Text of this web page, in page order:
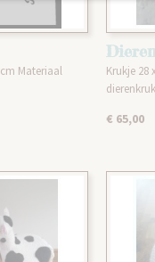
Materiaal
Krukje 28
€ 65,00